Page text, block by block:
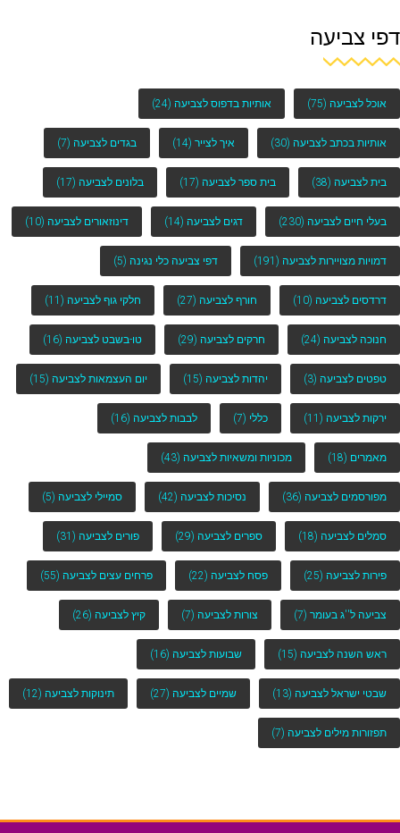
דפי צביעה
אוכל לצביעה (75) אותיות בדפוס לצביעה (24)
אותיות בכתב לצביעה (30) איך לצייר (14) בגדים לצביעה (7)
בית לצביעה (38) בית ספר לצביעה (17) בלונים לצביעה (17)
בעלי חיים לצביעה (230) דגים לצביעה (14) דינוזאורים לצביעה (10)
דמויות מצויירות לצביעה (191) דפי צביעה כלי נגינה (5)
דרדסים לצביעה (10) חורף לצביעה (27) חלקי גוף לצביעה (11)
חנוכה לצביעה (24) חרקים לצביעה (29) טו-בשבט לצביעה (16)
טפטים לצביעה (3) יהדות לצביעה (15) יום העצמאות לצביעה (15)
ירקות לצביעה (11) כללי (7) לבבות לצביעה (16)
מאמרים (18) מכוניות ומשאיות לצביעה (43)
מפורסמים לצביעה (36) נסיכות לצביעה (42) סמיילי לצביעה (5)
סמלים לצביעה (18) ספרים לצביעה (29) פורים לצביעה (31)
פירות לצביעה (25) פסח לצביעה (22) פרחים עצים לצביעה (55)
צביעה ל''ג בעומר (7) צורות לצביעה (7) קיץ לצביעה (26)
ראש השנה לצביעה (15) שבועות לצביעה (16)
שבטי ישראל לצביעה (13) שמיים לצביעה (27) תינוקות לצביעה (12)
תפזורות מילים לצביעה (7)